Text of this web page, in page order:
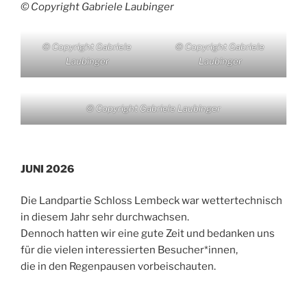
© Copyright Gabriele Laubinger
© Copyright Gabriele
Laubinger
© Copyright Gabriele
Laubinger
© Copyright Gabriele Laubinger
JUNI 2026
Die Landpartie Schloss Lembeck war wettertechnisch
in diesem Jahr sehr durchwachsen.
Dennoch hatten wir eine gute Zeit und bedanken uns
für die vielen interessierten Besucher*innen,
die in den Regenpausen vorbeischauten.